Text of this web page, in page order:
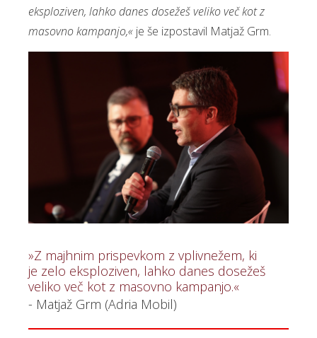
eksploziven, lahko danes dosežeš veliko več kot z
masovno kampanjo,« je še izpostavil Matjaž Grm.
»Z majhnim prispevkom z vplivnežem, ki
je zelo eksploziven, lahko danes dosežeš
veliko več kot z masovno kampanjo.«
- Matjaž Grm (Adria Mobil)